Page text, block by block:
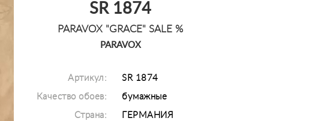
SR 1874
PARAVOX "GRACE" SALE %
PARAVOX
Артикул: SR 1874
Качество обоев: бумажные
Страна: ГЕРМАНИЯ